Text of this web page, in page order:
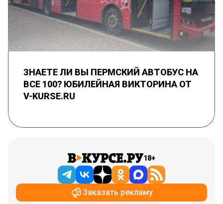
ЗНАЕТЕ ЛИ ВЫ ПЕРМСКИЙ АВТОБУС НА
ВСЕ 100? ЮБИЛЕЙНАЯ ВИКТОРИНА ОТ
V-KURSE.RU
18+
Заказать рекламу